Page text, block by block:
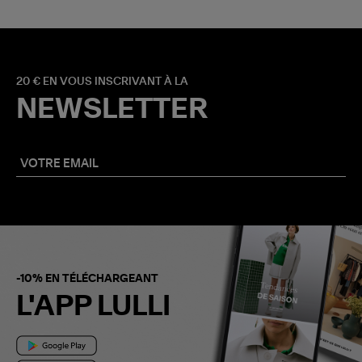
20 € EN VOUS INSCRIVANT À LA
NEWSLETTER
-10% EN TÉLÉCHARGEANT
L'APP LULLI